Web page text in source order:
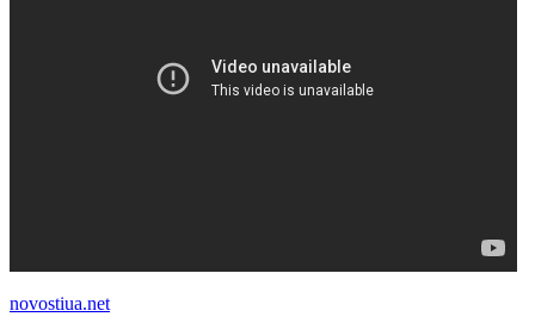
novostiua.net